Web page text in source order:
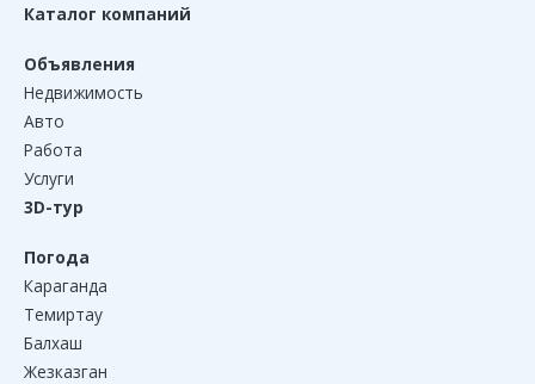
Каталог компаний
Объявления
Недвижимость
Авто
Работа
Услуги
3D-тур
Погода
Караганда
Темиртау
Балхаш
Жезказган